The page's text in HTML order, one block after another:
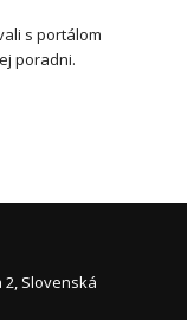
s portálom
poradni.
Slovenská